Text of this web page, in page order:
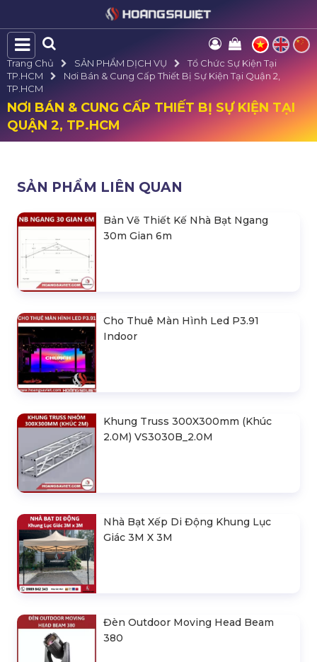
Trang Chủ SẢN PHẨM DỊCH VỤ
Tổ Chức Sự Kiện Tại
TP.HCM
Nơi Bán & Cung Cấp Thiết Bị Sự Kiện Tại Quận 2,
TP.HCM
NƠI BÁN & CUNG CẤP THIẾT BỊ SỰ KIỆN TẠI
QUẬN 2, TP.HCM
SẢN PHẨM LIÊN QUAN
Bản Vẽ Thiết Kế Nhà Bạt Ngang
30m Gian 6m
Cho Thuê Màn Hình Led P3.91
Indoor
Khung Truss 300X300mm (Khúc
2.0M) VS3030B_2.0M
Nhà Bạt Xếp Di Động Khung Lục
Giác 3M X 3M
Đèn Outdoor Moving Head Beam
380